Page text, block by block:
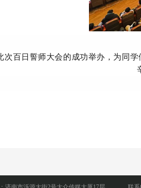
次百日誓师大会的成功举办，为同